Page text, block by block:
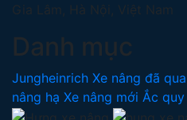
Gia Lâm, Hà Nội, Việt Nam
Danh mục
Jungheinrich Xe nâng đã
nâng hạ Xe nâng mới Ắc quy